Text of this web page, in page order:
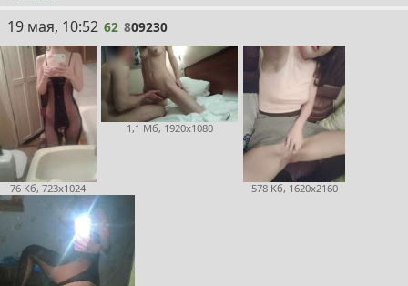
62
19 мая, 10:52 62 809230
76 Кб, 723x1024
1,1 Мб, 1920x1080
578 Кб, 1620x2160